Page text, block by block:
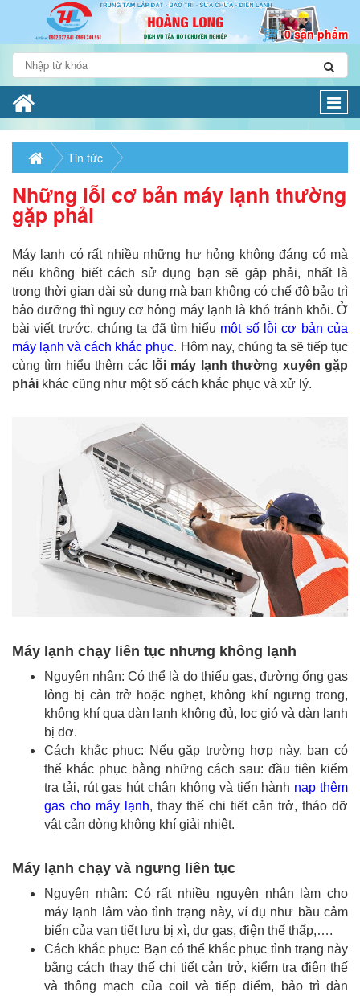
0 sản phẩm
Tin tức
Những lỗi cơ bản máy lạnh thường
gặp phải
Máy lạnh có rất nhiều những hư hỏng không đáng có mà
nếu không biết cách sử dụng bạn sẽ gặp phải, nhất là
trong thời gian dài sử dụng mà bạn không có chế độ bảo trì
bảo dưỡng thì nguy cơ hỏng máy lạnh là khó tránh khỏi. Ở
bài viết trước, chúng ta đã tìm hiểu một số lỗi cơ bản của
máy lạnh và cách khắc phục. Hôm nay, chúng ta sẽ tiếp tục
cùng tìm hiểu thêm các lỗi máy lạnh thường xuyên gặp
phải khác cũng như một số cách khắc phục và xử lý.
Máy lạnh chạy liên tục nhưng không lạnh
Nguyên nhân: Có thể là do thiếu gas, đường ống gas
lỏng bị cản trở hoặc nghẹt, không khí ngưng trong,
không khí qua dàn lạnh không đủ, lọc gió và dàn lạnh
bị đơ.
Cách khắc phục: Nếu gặp trường hợp này, bạn có
thể khắc phục bằng những cách sau: đầu tiên kiểm
tra tải, rút gas hút chân không và tiến hành nạp thêm
gas cho máy lạnh, thay thế chi tiết cản trở, tháo dỡ
vật cản dòng không khí giải nhiệt.
Máy lạnh chạy và ngưng liên tục
Nguyên nhân: Có rất nhiều nguyên nhân làm cho
máy lạnh lâm vào tình trạng này, ví dụ như bầu cảm
biến của van tiết lưu bị xì, dư gas, điện thế thấp,….
Cách khắc phục: Bạn có thể khắc phục tình trạng này
bằng cách thay thế chi tiết cản trở, kiểm tra điện thế
và thông mạch của coil và tiếp điểm, bảo trì dàn